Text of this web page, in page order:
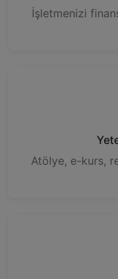
İşletmenizi
Atölye, e-kurs,